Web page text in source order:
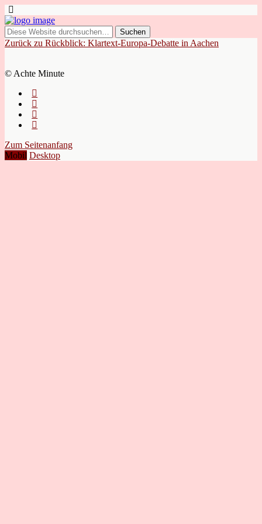
Zurück zu Rückblick: Klartext-Europa-Debatte in Aachen
© Achte Minute
Zum Seitenanfang
Mobil Desktop